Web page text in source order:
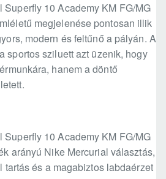
10 Academy KM FG/MG
megjelenése pontosan illik
modern és feltűnő a pályán. A
sportos sziluett azt üzenik, hogy
hanem a döntő
10 Academy KM FG/MG
arányú Nike Mercurial választás,
tartás és a magabiztos labdaérzet